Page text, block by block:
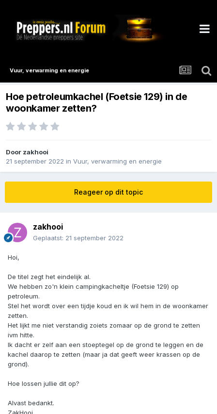
Vuur, verwarming en energie
Hoe petroleumkachel (Foetsie 129) in de
woonkamer zetten?
Door zakhooi
21 september 2022 in Vuur, verwarming en energie
Reageer op dit topic
zakhooi
Geplaatst: 21 september 2022
Hoi,
De titel zegt het eindelijk al.
We hebben zo'n klein campingkacheltje (Foetsie 129) op
petroleum.
Stel het wordt over een tijdje koud en ik wil hem in de woonkamer
zetten.
Het lijkt me niet verstandig zoiets zomaar op de grond te zetten
ivm hitte.
Ik dacht er zelf aan een stoeptegel op de grond te leggen en de
kachel daarop te zetten (maar ja dat geeft weer krassen op de
grond).
Hoe lossen jullie dit op?
Alvast bedankt.